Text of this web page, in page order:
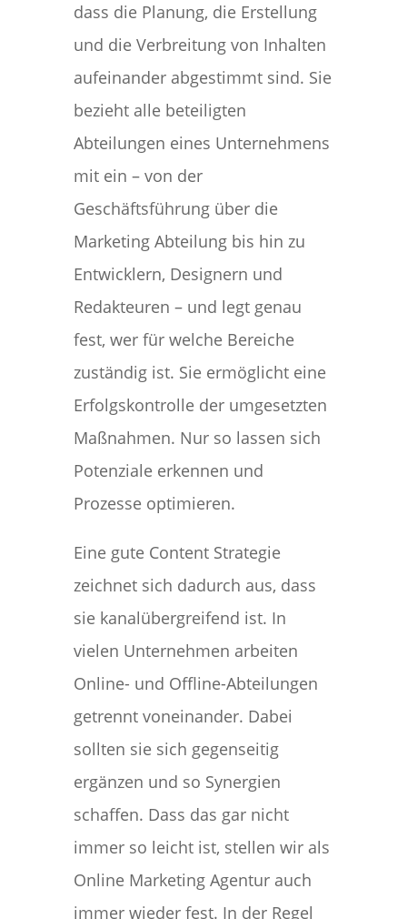
dass die Planung, die Erstellung
und die Verbreitung von Inhalten
aufeinander abgestimmt sind. Sie
bezieht alle beteiligten
Abteilungen eines Unternehmens
mit ein – von der
Geschäftsführung über die
Marketing Abteilung bis hin zu
Entwicklern, Designern und
Redakteuren – und legt genau
fest, wer für welche Bereiche
zuständig ist. Sie ermöglicht eine
Erfolgskontrolle der umgesetzten
Maßnahmen. Nur so lassen sich
Potenziale erkennen und
Prozesse optimieren.
Eine gute Content Strategie
zeichnet sich dadurch aus, dass
sie kanalübergreifend ist. In
vielen Unternehmen arbeiten
Online- und Offline-Abteilungen
getrennt voneinander. Dabei
sollten sie sich gegenseitig
ergänzen und so Synergien
schaffen. Dass das gar nicht
immer so leicht ist, stellen wir als
Online Marketing Agentur auch
immer wieder fest. In der Regel